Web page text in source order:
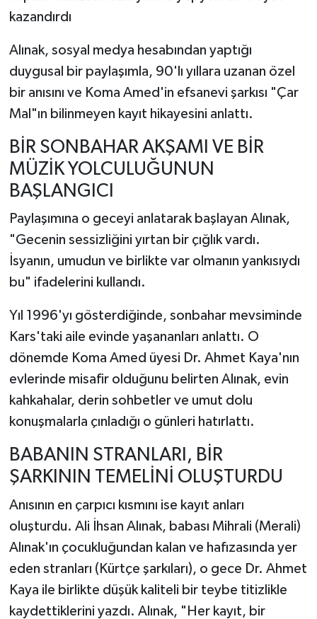
kazandırdı
Alınak, sosyal medya hesabından yaptığı
duygusal bir paylaşımla, 90'lı yıllara uzanan özel
bir anısını ve Koma Amed'in efsanevi şarkısı "Çar
Mal"ın bilinmeyen kayıt hikayesini anlattı.
BİR SONBAHAR AKŞAMI VE BİR
MÜZİK YOLCULUĞUNUN
BAŞLANGICI
Paylaşımına o geceyi anlatarak başlayan Alınak,
"Gecenin sessizliğini yırtan bir çığlık vardı.
İsyanın, umudun ve birlikte var olmanın yankısıydı
bu" ifadelerini kullandı.
Yıl 1996'yı gösterdiğinde, sonbahar mevsiminde
Kars'taki aile evinde yaşananları anlattı. O
dönemde Koma Amed üyesi Dr. Ahmet Kaya'nın
evlerinde misafir olduğunu belirten Alınak, evin
kahkahalar, derin sohbetler ve umut dolu
konuşmalarla çınladığı o günleri hatırlattı.
BABANIN STRANLARI, BİR
ŞARKININ TEMELİNİ OLUŞTURDU
Anısının en çarpıcı kısmını ise kayıt anları
oluşturdu. Ali İhsan Alınak, babası Mihrali (Merali)
Alınak'ın çocukluğundan kalan ve hafızasında yer
eden stranları (Kürtçe şarkıları), o gece Dr. Ahmet
Kaya ile birlikte düşük kaliteli bir teybe titizlikle
kaydettiklerini yazdı. Alınak, "Her kayıt, bir